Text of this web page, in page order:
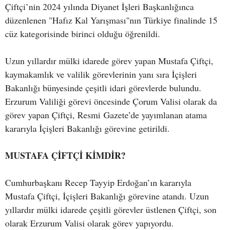
Çiftçi’nin 2024 yılında Diyanet İşleri Başkanlığınca
düzenlenen "Hafız Kal Yarışması"nın Türkiye finalinde 15
cüz kategorisinde birinci olduğu öğrenildi.
Uzun yıllardır mülki idarede görev yapan Mustafa Çiftçi,
kaymakamlık ve valilik görevlerinin yanı sıra İçişleri
Bakanlığı bünyesinde çeşitli idari görevlerde bulundu.
Erzurum Valiliği görevi öncesinde Çorum Valisi olarak da
görev yapan Çiftçi, Resmi Gazete’de yayımlanan atama
kararıyla İçişleri Bakanlığı görevine getirildi.
MUSTAFA ÇİFTÇİ KİMDİR?
Cumhurbaşkanı Recep Tayyip Erdoğan’ın kararıyla
Mustafa Çiftçi, İçişleri Bakanlığı görevine atandı. Uzun
yıllardır mülki idarede çeşitli görevler üstlenen Çiftçi, son
olarak Erzurum Valisi olarak görev yapıyordu.